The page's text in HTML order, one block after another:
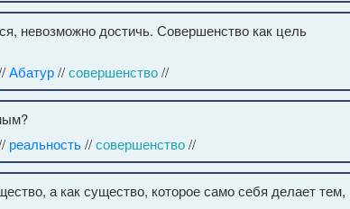
невозможно достичь. Совершенство как цель
Абатур//совершенство//
реальность//совершенство//
а как существо, которое само себя делает тем,